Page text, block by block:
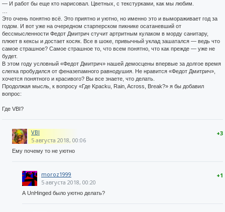
— И работ бы еще кто нарисовал. Цветных, с текстурками, как мы любим.
Это очень понятно всё. Это приятно и уютно, но именно это и вымораживает год за
годом. И вот уже на очередном старперском пикнике осатаневший от
бессмысленности Федот Дмитрич стучит артритным кулаком в морду санитару,
плюет в кексы и достает косяк. Все в шоке, привычный уклад зашатался — ведь что
самое страшное? Самое страшное то, что всем понятно, что как прежде — уже не
будет.
В этом году условный «Федот Дмитрич» нашей демосцены впервые за долгое время
слегка пробудился от феназепамного равнодушия. Не нравится «Федот Дмитрич»,
хочется понятного и красивого? Вы все знаете, что делать.
Продолжая мысль, к вопросу «Где Kpacku, Rain, Across, Break?» я бы добавил
вопрос:
Где VBI?
+3
VBI
5 августа 2018, 00:06
Ему почему то не уютно
+1
moroz1999
5 августа 2018, 00:20
А UnHinged было уютно делать?